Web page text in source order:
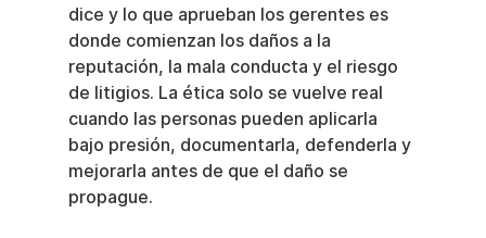
dice y lo que aprueban los gerentes es
donde comienzan los daños a la
reputación, la mala conducta y el riesgo
de litigios. La ética solo se vuelve real
cuando las personas pueden aplicarla
bajo presión, documentarla, defenderla y
mejorarla antes de que el daño se
propague.